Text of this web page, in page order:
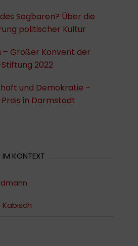
Sagbaren? Über die
politischer Kultur
– Großer Konvent der
2022
und Demokratie –
in Darmstadt
IM KONTEXT